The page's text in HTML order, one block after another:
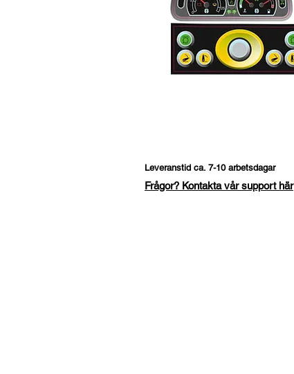
Leveranstid ca. 7-10 arbetsdagar
Frågor? Kontakta vår support här